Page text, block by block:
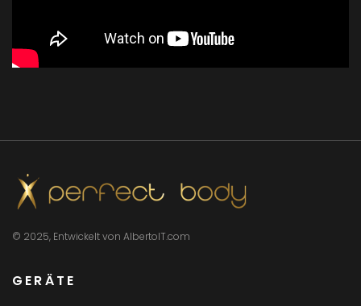
© 2025, Entwickelt von AlbertoIT.com
GERÄTE